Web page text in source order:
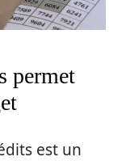
permet
est un